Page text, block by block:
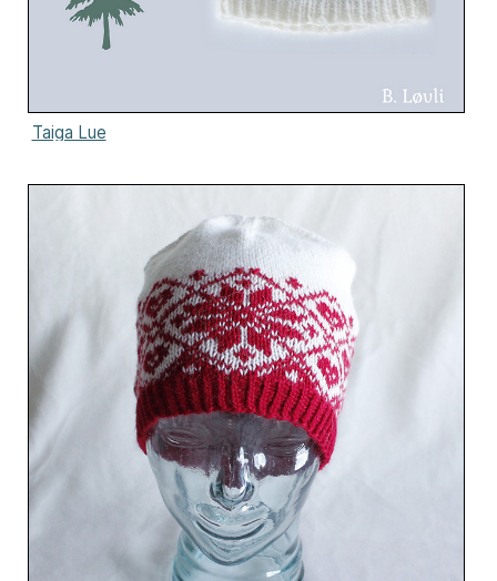
Taiga Lue